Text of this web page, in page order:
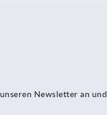
Newsletter an und